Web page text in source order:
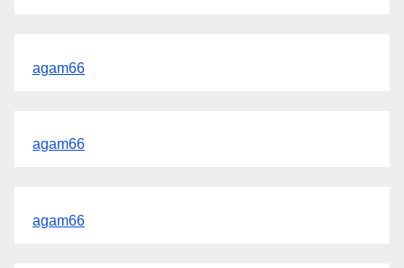
agam66
agam66
agam66